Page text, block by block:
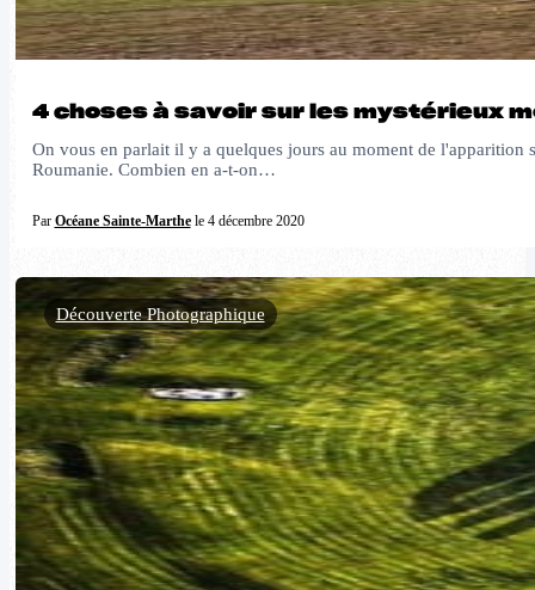
4 choses à savoir sur les mystérieux
On vous en parlait il y a quelques jours au moment de l'apparition
Roumanie. Combien en a-t-on…
Par Océane Sainte-Marthele 4 décembre 2020
Découverte Photographique